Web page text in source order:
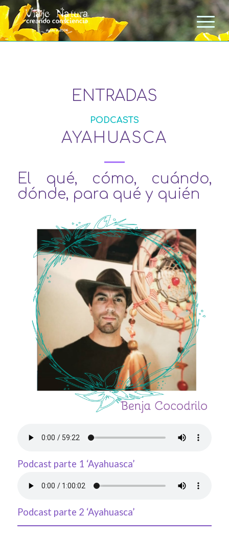
ENTRADAS
PODCASTS
AYAHUASCA
El qué, cómo, cuándo,
dónde, para qué y quién
Podcast parte 1 ‘Ayahuasca’
Podcast parte 2 ‘Ayahuasca’